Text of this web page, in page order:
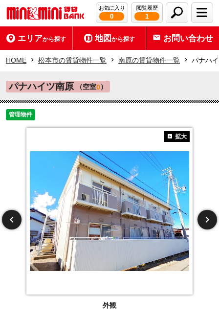
お気に入り
0
閲覧履歴
1
エリアから探す 地図から探す お問い合わせ
HOME 松本市の賃貸物件一覧 南原の賃貸物件一覧 パナハ
パナハイツ南原 （空室0）
管理物件
外観
拡大